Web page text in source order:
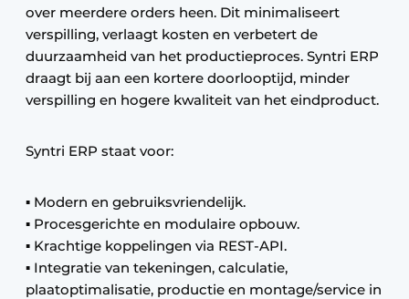
over meerdere orders heen. Dit minimaliseert
verspilling, verlaagt kosten en verbetert de
duurzaamheid van het productieproces. Syntri ERP
draagt bij aan een kortere doorlooptijd, minder
verspilling en hogere kwaliteit van het eindproduct.
Syntri ERP staat voor:
▪ Modern en gebruiksvriendelijk.
▪ Procesgerichte en modulaire opbouw.
▪ Krachtige koppelingen via REST-API.
▪ Integratie van tekeningen, calculatie,
plaatoptimalisatie, productie en montage/service in